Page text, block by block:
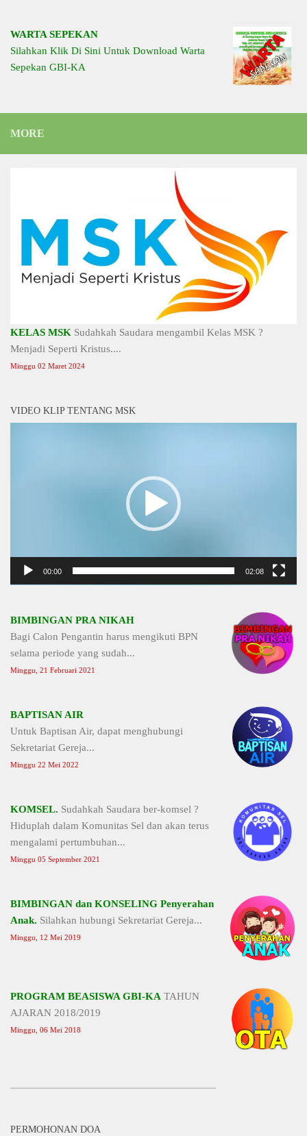
WARTA SEPEKAN
Silahkan Klik Di Sini Untuk Download Warta
Sepekan GBI-KA
MORE
KELAS MSK Sudahkah Saudara mengambil Kelas MSK ?
Menjadi Seperti Kristus....
Minggu 02 Maret 2024
VIDEO KLIP TENTANG MSK
00:00 02:08
BIMBINGAN PRA NIKAH
Bagi Calon Pengantin harus mengikuti BPN
selama periode yang sudah...
Minggu, 21 Februari 2021
BAPTISAN AIR
Untuk Baptisan Air, dapat menghubungi
Sekretariat Gereja...
Minggu 22 Mei 2022
KOMSEL. Sudahkah Saudara ber-komsel ?
Hiduplah dalam Komunitas Sel dan akan terus
mengalami pertumbuhan...
Minggu 05 September 2021
BIMBINGAN dan KONSELING Penyerahan
Anak. Silahkan hubungi Sekretariat Gereja...
Minggu, 12 Mei 2019
PROGRAM BEASISWA GBI-KA TAHUN
AJARAN 2018/2019
Minggu, 06 Mei 2018
PERMOHONAN DOA